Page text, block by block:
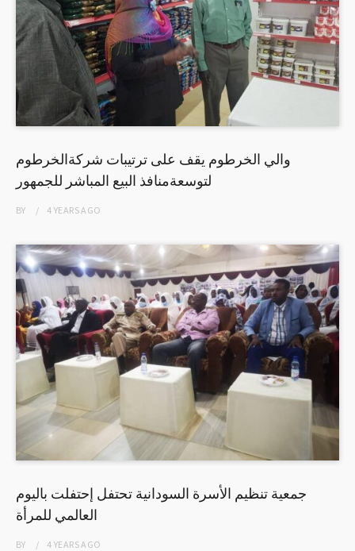
والي الخرطوم يقف على ترتيبات شركةالخرطوم
لتوسعةمنافذ البيع المباشر للجمهور
BY 4 YEARSAGO
جمعية تنظيم الأسرة السودانية تحتفل إحتفلت باليوم
العالمي للمرأة
BY 4 YEARSAGO